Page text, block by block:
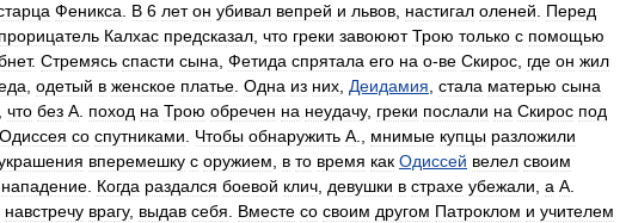
Феникса В 6 лет он убивал вепрей и львов настигал оленей
Перед
прорицатель Калхас предсказал что греки завоюют Трою только с помощью
. Стремясь спасти сына Фетида спрятала его на о-ве Скирос где он жил
одетый в женское платье Одна из них Деидамия стала матерью сына
что без А поход на Трою обречен на неудачу, греки послали на Скирос под
Одиссея со спутниками Чтобы обнаружить А мнимые купцы разложили
вперемешку с оружием в то время как Одиссей велел своим
нападение Когда раздался боевой клич девушки в страхе убежали а А
навстречу врагу, выдав себя Вместе со своим другом Патроклом и учителем